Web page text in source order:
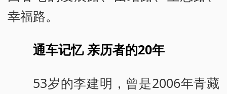
幸福路。
通车记忆 亲历者的20年
53岁的李建明，曾是2006年青藏